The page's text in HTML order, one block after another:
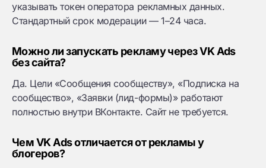
указывать токен оператора рекламных данных.
Стандартный срок модерации — 1–24 часа.
Можно ли запускать рекламу через VK Ads
без сайта?
Да. Цели «Сообщения сообществу», «Подписка на
сообщество», «Заявки (лид-формы)» работают
полностью внутри ВКонтакте. Сайт не требуется.
Чем VK Ads отличается от рекламы у
блогеров?